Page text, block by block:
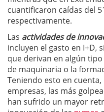
cuantificaron caídas del
respectivamente.
Las actividades de
incluyen el gasto en I+D,
que derivan en algún
de maquinaria o la
Teniendo esto en
empresas, las más
han sufrido un mayor